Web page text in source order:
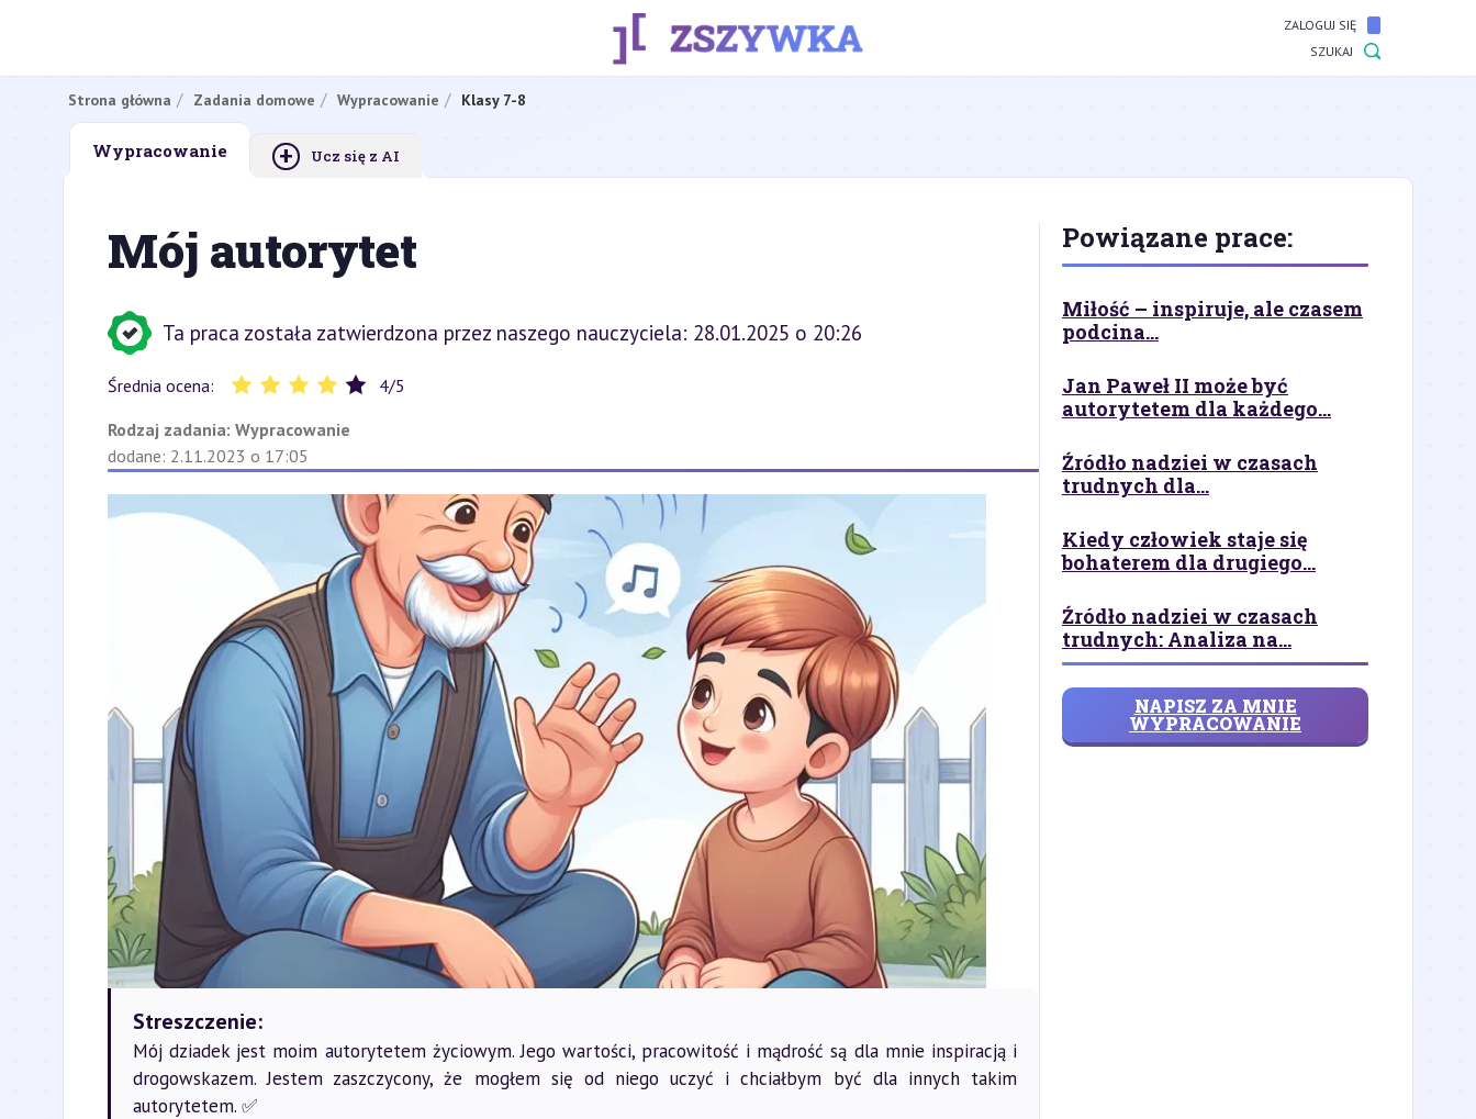
ZALOGUJ SIĘ
SZUKAJ
Strona główna Zadania domowe Wypracowanie Klasy 7-8
Wypracowanie + Ucz się z AI
Mój autorytet
Ta praca została zatwierdzona przez naszego nauczyciela: 28.01.2025 o 20:26
Średnia ocena: 4/5
Rodzaj zadania: Wypracowanie
dodane: 2.11.2023 o 17:05
Streszczenie:
Mój dziadek jest moim autorytetem życiowym. Jego wartości, pracowitość i mądrość są dla mnie inspiracją i
drogowskazem. Jestem zaszczycony, że mogłem się od niego uczyć i chciałbym być dla innych takim
autorytetem. ✅
Powiązane prace:
Miłość – inspiruje, ale czasem
podcina...
Jan Paweł II może być
autorytetem dla każdego...
Źródło nadziei w czasach
trudnych dla...
Kiedy człowiek staje się
bohaterem dla drugiego...
Źródło nadziei w czasach
trudnych: Analiza na...
NAPISZ ZA MNIE
WYPRACOWANIE